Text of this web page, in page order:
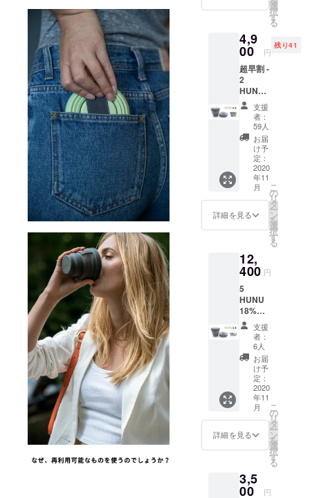
は送料
れま
す。 こ
ちらは
海外か
らの発
送とな
りま
す。備
考欄に
下記順
番にて
お名前
とお届
け先を
ローマ
字にて
ご記入
協力く
ださ
い： お
名前 町
名 番
地・
号 建
物名
部屋番
号 市区
町村 都
道府県
郵便番
Taro
Yamad
a
−22−3
Shibuy
選
択
す
る
4,9
00 円
残り41
超早割 -
2
HUNU
21%
OFF
【先着
100個限
定】 4
色より
お好き
な色を
お選び
くださ
い。 こ
ちらの
価格に
が含ま
れま
す。 こ
ちらは
海外か
らの発
送とな
りま
す。備
考欄に
下記順
番にて
お名前
とお届
け先を
ローマ
字にて
ようご
協力く
支援
者：
59人
お届
け予
定：
2020
年11
月
詳細を見る
こ
の
リ
タ
ー
ン
を
選
択
す
る
12,
400 円
5
HUNU
18%
OFF オ
フィス
で、ご
家族
で、み
んなで
使いた
い！ 4
色より
お好き
な色を
お選び
くださ
ちらの
価格に
支援
者：
6人
お届
け予
定：
2020
年11
月
詳細を見る
こ
の
リ
タ
ー
ン
を
選
択
す
る
3,5
00 円